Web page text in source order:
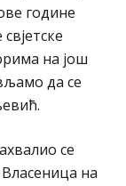
године
на још
да се
се
на